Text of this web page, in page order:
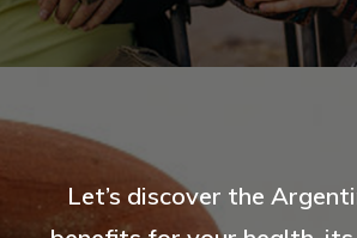
Let’s discover the